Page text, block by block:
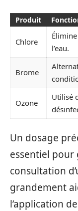
Produit
Chlore
l’eau.
Brome
Ozone
Utilisé
Un dosage
essentiel pour
consultation
grandement
l’application